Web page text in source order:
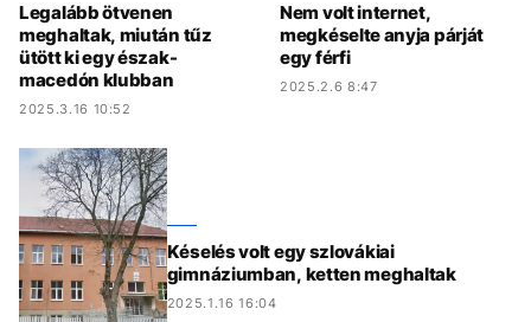
Legalább ötvenen
meghaltak, miután tűz
ütött ki egy észak-
macedón klubban
2025.3.16 10:52
Nem volt internet,
megkéselte anyja párját
egy férfi
2025.2.6 8:47
Késelés volt egy szlovákiai
gimnáziumban, ketten meghaltak
2025.1.16 16:04